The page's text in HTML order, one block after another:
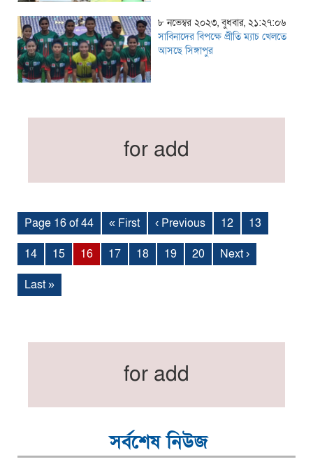
৮ নভেম্বর ২০২৩, বুধবার, ২১:২৭:০৬
সাবিনাদের বিপক্ষে প্রীতি ম্যাচ খেলতে
আসছে সিঙ্গাপুর
for add
Page 16 of 44 « First ‹ Previous 12
13
14
15 16 17 18 19 20
Next ›
Last »
for add
সর্বশেষ নিউজ